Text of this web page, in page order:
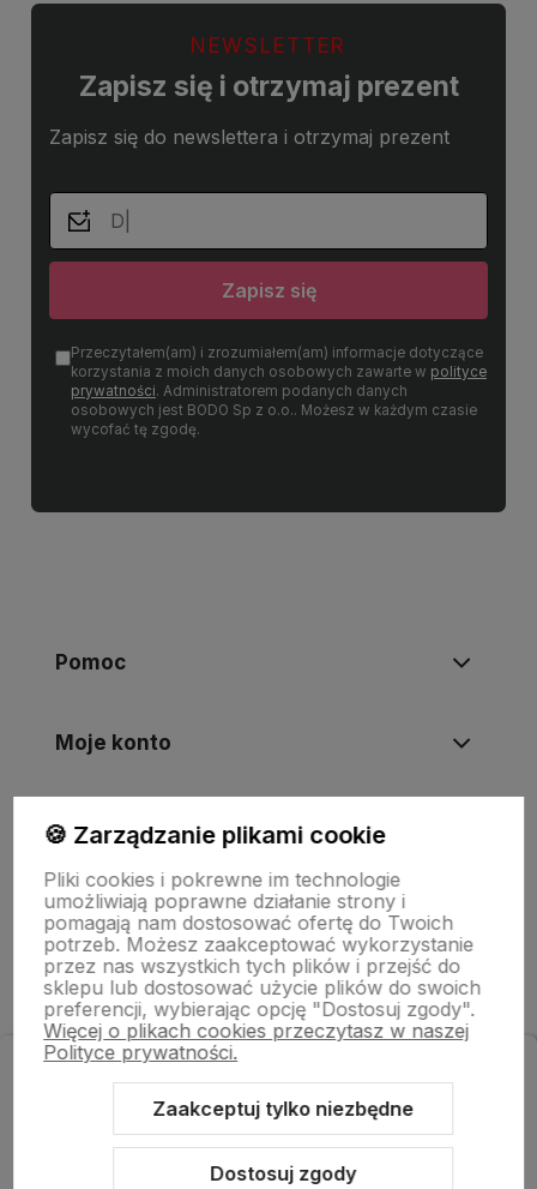
NEWSLETTER
Zapisz się i otrzymaj prezent
Zapisz się do newslettera i otrzymaj prezent
Zapisz się
Przeczytałem(am) i zrozumiałem(am) informacje dotyczące
korzystania z moich danych osobowych zawarte w polityce
prywatności. Administratorem podanych danych
osobowych jest BODO Sp z o.o.. Możesz w każdym czasie
wycofać tę zgodę.
Pomoc
Moje konto
Informacje
O nas
Sklep internetowy Shoper Premium
Szablon Shoper Modern 3.0™
Zapisz się do newslettera
i odbierz rabat na zakupy!
🍪 Zarządzanie plikami cookie
Pliki cookies i pokrewne im technologie
umożliwiają poprawne działanie strony i
pomagają nam dostosować ofertę do Twoich
potrzeb. Możesz zaakceptować wykorzystanie
przez nas wszystkich tych plików i przejść do
sklepu lub dostosować użycie plików do swoich
preferencji, wybierając opcję "Dostosuj zgody".
Więcej o plikach cookies przeczytasz w naszej
Polityce prywatności.
Zaakceptuj tylko niezbędne
Dostosuj zgody